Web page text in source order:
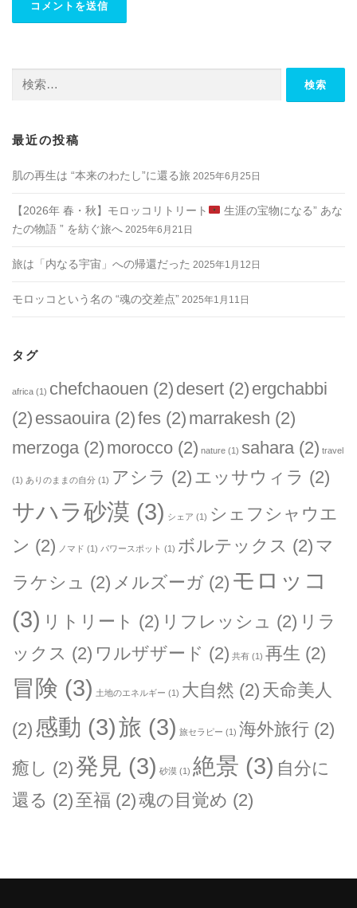
最近の投稿
肌の再生は “本来のわたし”に還る旅 2025年6月25日
【2026年 春・秋】モロッコリトリート
生涯の宝物になる” あな
たの物語 ” を紡ぐ旅へ 2025年6月21日
旅は「内なる宇宙」への帰還だった 2025年1月12日
モロッコという名の “魂の交差点” 2025年1月11日
タグ
africa (1) chefchaouen (2) desert (2) ergchabbi
(2) essaouira (2)fes (2) marrakesh (2)
merzoga (2) morocco (2) nature (1) sahara (2) travel
(1) ありのままの自分 (1) アシラ (2) エッサウィラ (2)
サハラ砂漠 (3) シェア (1) シェフシャウエ
ン (2) ノマド (1) パワースポット (1) ボルテックス (2) マ
ラケシュ (2) メルズーガ (2) モロッコ
(3) リトリート (2) リフレッシュ (2) リラ
ックス (2) ワルザザード (2) 共有 (1) 再生 (2)
冒険 (3) 土地のエネルギー (1) 大自然 (2) 天命美人
(2) 感動 (3)旅 (3) 旅セラピー (1) 海外旅行 (2)
癒し (2) 発見 (3) 砂漠 (1) 絶景 (3) 自分に
還る (2) 至福 (2)魂の目覚め (2)